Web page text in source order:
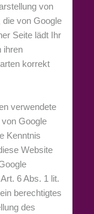
von
die von Google
Seite lädt Ihr
ihren
korrekt
verwendete
Google
Kenntnis
Website
6 Abs. 1 lit.
berechtigtes
des